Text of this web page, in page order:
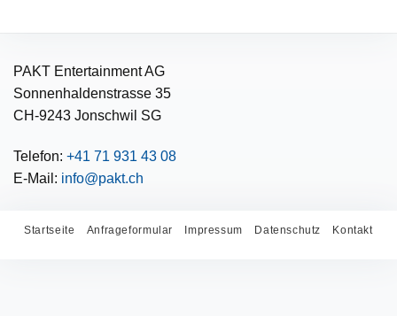
PAKT Entertainment AG
Sonnenhaldenstrasse 35
CH-9243 Jonschwil SG
Telefon: +41 71 931 43 08
E-Mail: info@pakt.ch
Startseite Anfrageformular Impressum Datenschutz Kontakt